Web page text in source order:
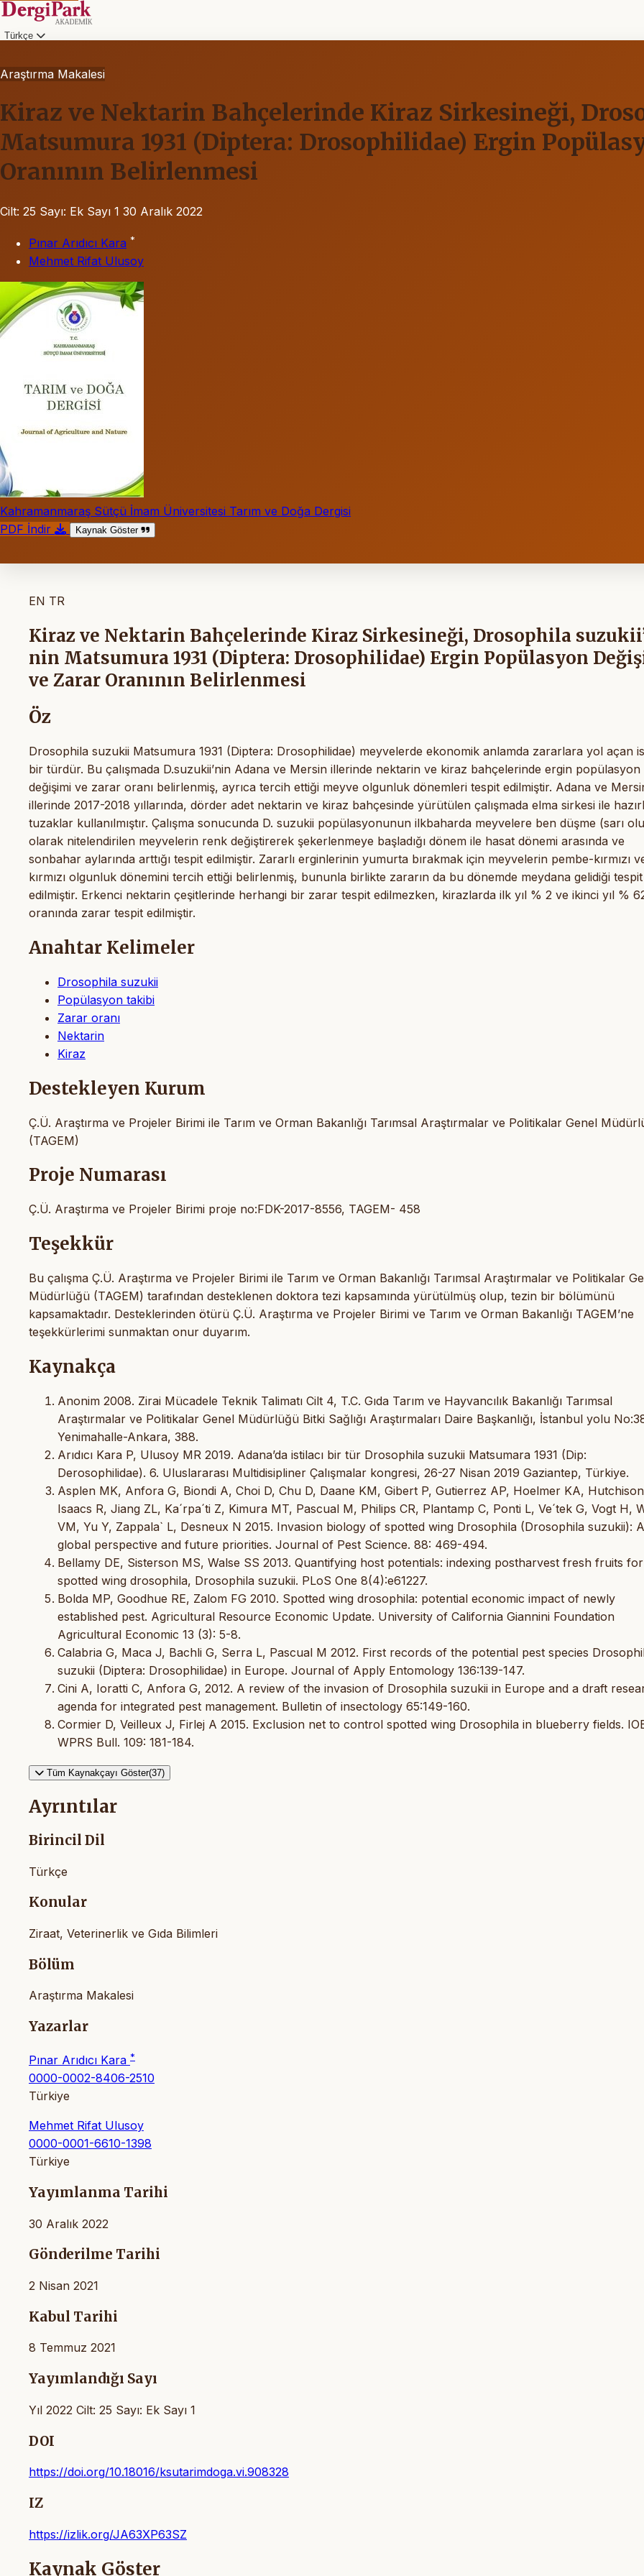
Türkçe
Araştırma Makalesi
Kiraz ve Nektarin Bahçelerinde Kiraz Sirkesineği,
Matsumura 1931 (Diptera: Drosophilidae) Ergin
Oranının Belirlenmesi
Cilt: 25 Sayı: Ek Sayı 1 30 Aralık 2022
Pınar Arıdıcı Kara *
Mehmet Rifat Ulusoy
Kahramanmaraş Sütçü İmam Üniversitesi Tarım ve Doğa Dergisi
PDF İndir
Kaynak Göster
EN TR
Kiraz ve Nektarin Bahçelerinde Kiraz Sirkesineği, Drosophila
nin Matsumura 1931 (Diptera: Drosophilidae) Ergin Popülasyon
ve Zarar Oranının Belirlenmesi
Öz
Drosophila suzukii Matsumura 1931 (Diptera: Drosophilidae) meyvelerde ekonomik anlamda zararlara yol açan
bir türdür. Bu çalışmada D.suzukii’nin Adana ve Mersin illerinde nektarin ve kiraz bahçelerinde ergin popülasyon
değişimi ve zarar oranı belirlenmiş, ayrıca tercih ettiği meyve olgunluk dönemleri tespit edilmiştir. Adana ve
illerinde 2017-2018 yıllarında, dörder adet nektarin ve kiraz bahçesinde yürütülen çalışmada elma sirkesi ile
tuzaklar kullanılmıştır. Çalışma sonucunda D. suzukii popülasyonunun ilkbaharda meyvelere ben düşme (sarı
olarak nitelendirilen meyvelerin renk değiştirerek şekerlenmeye başladığı dönem ile hasat dönemi arasında ve
sonbahar aylarında arttığı tespit edilmiştir. Zararlı erginlerinin yumurta bırakmak için meyvelerin pembe-kırmızı
kırmızı olgunluk dönemini tercih ettiği belirlenmiş, bununla birlikte zararın da bu dönemde meydana gelidiği tespit
edilmiştir. Erkenci nektarin çeşitlerinde herhangi bir zarar tespit edilmezken, kirazlarda ilk yıl % 2 ve ikinci yıl %
oranında zarar tespit edilmiştir.
Anahtar Kelimeler
Drosophila suzukii
Popülasyon takibi
Zarar oranı
Nektarin
Kiraz
Destekleyen Kurum
Ç.Ü. Araştırma ve Projeler Birimi ile Tarım ve Orman Bakanlığı Tarımsal Araştırmalar ve Politikalar Genel
(TAGEM)
Proje Numarası
Ç.Ü. Araştırma ve Projeler Birimi proje no:FDK-2017-8556, TAGEM- 458
Teşekkür
Bu çalışma Ç.Ü. Araştırma ve Projeler Birimi ile Tarım ve Orman Bakanlığı Tarımsal Araştırmalar ve Politikalar
Müdürlüğü (TAGEM) tarafından desteklenen doktora tezi kapsamında yürütülmüş olup, tezin bir bölümünü
kapsamaktadır. Desteklerinden ötürü Ç.Ü. Araştırma ve Projeler Birimi ve Tarım ve Orman Bakanlığı TAGEM’ne
teşekkürlerimi sunmaktan onur duyarım.
Kaynakça
Anonim 2008. Zirai Mücadele Teknik Talimatı Cilt 4, T.C. Gıda Tarım ve Hayvancılık Bakanlığı Tarımsal
Araştırmalar ve Politikalar Genel Müdürlüğü Bitki Sağlığı Araştırmaları Daire Başkanlığı, İstanbul yolu
Yenimahalle-Ankara, 388.
Arıdıcı Kara P, Ulusoy MR 2019. Adana’da istilacı bir tür Drosophila suzukii Matsumara 1931 (Dip:
Derosophilidae). 6. Uluslararası Multidisipliner Çalışmalar kongresi, 26-27 Nisan 2019 Gaziantep, Türkiye.
Asplen MK, Anfora G, Biondi A, Choi D, Chu D, Daane KM, Gibert P, Gutierrez AP, Hoelmer KA,
Isaacs R, Jiang ZL, Ka´rpa´ti Z, Kimura MT, Pascual M, Philips CR, Plantamp C, Ponti L, Ve´tek G, Vogt H,
VM, Yu Y, Zappala` L, Desneux N 2015. Invasion biology of spotted wing Drosophila (Drosophila suzukii): A
global perspective and future priorities. Journal of Pest Science. 88: 469-494.
Bellamy DE, Sisterson MS, Walse SS 2013. Quantifying host potentials: indexing postharvest fresh fruits for
spotted wing drosophila, Drosophila suzukii. PLoS One 8(4):e61227.
Bolda MP, Goodhue RE, Zalom FG 2010. Spotted wing drosophila: potential economic impact of newly
established pest. Agricultural Resource Economic Update. University of California Giannini Foundation
Agricultural Economic 13 (3): 5-8.
Calabria G, Maca J, Bachli G, Serra L, Pascual M 2012. First records of the potential pest species
suzukii (Diptera: Drosophilidae) in Europe. Journal of Apply Entomology 136:139-147.
Cini A, Ioratti C, Anfora G, 2012. A review of the invasion of Drosophila suzukii in Europe and a draft
agenda for integrated pest management. Bulletin of insectology 65:149-160.
Cormier D, Veilleux J, Firlej A 2015. Exclusion net to control spotted wing Drosophila in blueberry fields.
WPRS Bull. 109: 181-184.
Tüm Kaynakçayı Göster(37)
Ayrıntılar
Birincil Dil
Türkçe
Konular
Ziraat, Veterinerlik ve Gıda Bilimleri
Bölüm
Araştırma Makalesi
Yazarlar
Pınar Arıdıcı Kara *
0000-0002-8406-2510
Türkiye
Mehmet Rifat Ulusoy
0000-0001-6610-1398
Türkiye
Yayımlanma Tarihi
30 Aralık 2022
Gönderilme Tarihi
2 Nisan 2021
Kabul Tarihi
8 Temmuz 2021
Yayımlandığı Sayı
Yıl 2022 Cilt: 25 Sayı: Ek Sayı 1
DOI
https://doi.org/10.18016/ksutarimdoga.vi.908328
IZ
https://izlik.org/JA63XP63SZ
Kaynak Göster